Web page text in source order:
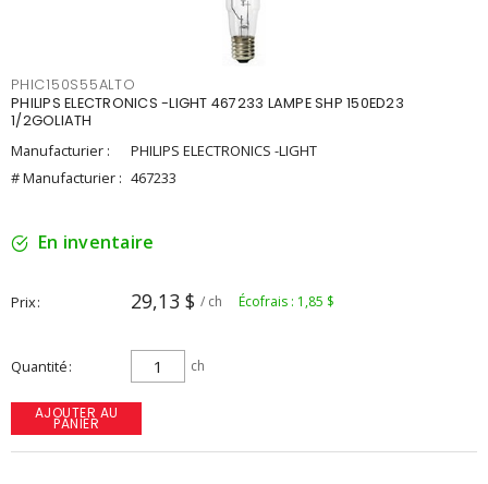
PHIC150S55ALTO
PHILIPS ELECTRONICS -LIGHT 467233 LAMPE SHP 150ED23
1/2GOLIATH
Manufacturier :
PHILIPS ELECTRONICS -LIGHT
# Manufacturier : 467233
En inventaire
Prix 29,13 $ / ch Écofrais : 1,85 $
Quantité ch
AJOUTER AU
PANIER